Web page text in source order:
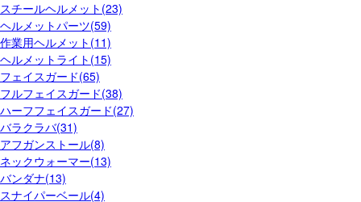
スチールヘルメット(23)
ヘルメットパーツ(59)
作業用ヘルメット(11)
ヘルメットライト(15)
フェイスガード(65)
フルフェイスガード(38)
ハーフフェイスガード(27)
バラクラバ(31)
アフガンストール(8)
ネックウォーマー(13)
バンダナ(13)
スナイパーベール(4)